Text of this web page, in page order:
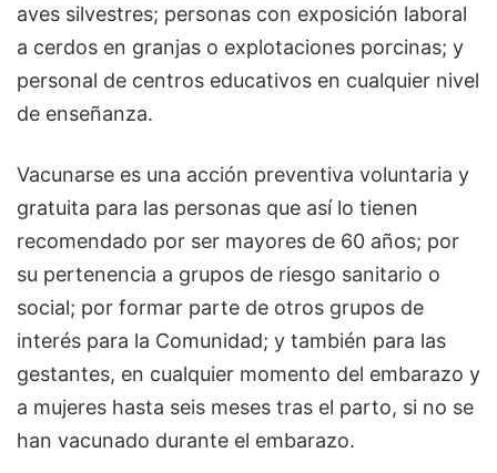
aves silvestres; personas con exposición laboral
a cerdos en granjas o explotaciones porcinas; y
personal de centros educativos en cualquier nivel
de enseñanza.
Vacunarse es una acción preventiva voluntaria y
gratuita para las personas que así lo tienen
recomendado por ser mayores de 60 años; por
su pertenencia a grupos de riesgo sanitario o
social; por formar parte de otros grupos de
interés para la Comunidad; y también para las
gestantes, en cualquier momento del embarazo y
a mujeres hasta seis meses tras el parto, si no se
han vacunado durante el embarazo.